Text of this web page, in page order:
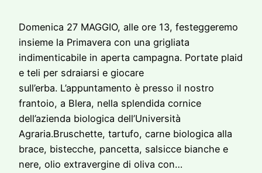
Domenica 27 MAGGIO, alle ore 13, festeggeremo
insieme la Primavera con una grigliata
indimenticabile in aperta campagna. Portate plaid
e teli per sdraiarsi e giocare
sull’erba. L’appuntamento è presso il nostro
frantoio, a Blera, nella splendida cornice
dell’azienda biologica dell’Università
Agraria.Bruschette, tartufo, carne biologica alla
brace, bistecche, pancetta, salsicce bianche e
nere, olio extravergine di oliva con…